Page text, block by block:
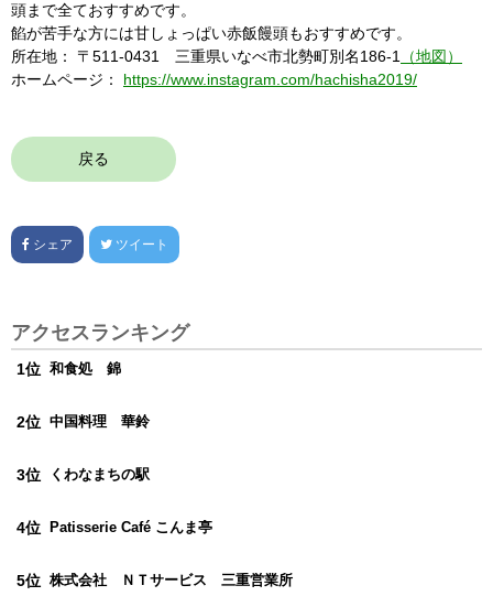
頭まで全ておすすめです。
餡が苦手な方には甘しょっぱい赤飯饅頭もおすすめです。
所在地： 〒511-0431 三重県いなべ市北勢町別名186-1 （地図）
ホームページ： https://www.instagram.com/hachisha2019/
戻る
シェア ツイート
アクセスランキング
和食処 錦
中国料理 華鈴
くわなまちの駅
Patisserie Café こんま亭
株式会社 ＮＴサービス 三重営業所